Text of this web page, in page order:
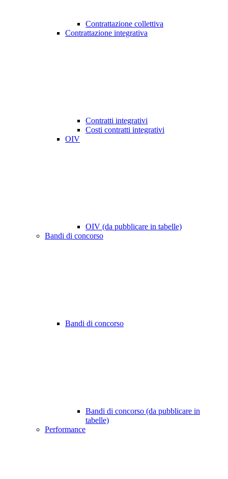
Contrattazione collettiva
Contrattazione integrativa
Contratti integrativi
Costi contratti integrativi
OIV
OIV (da pubblicare in tabelle)
Bandi di concorso
Bandi di concorso
Bandi di concorso (da pubblicare in
tabelle)
Performance